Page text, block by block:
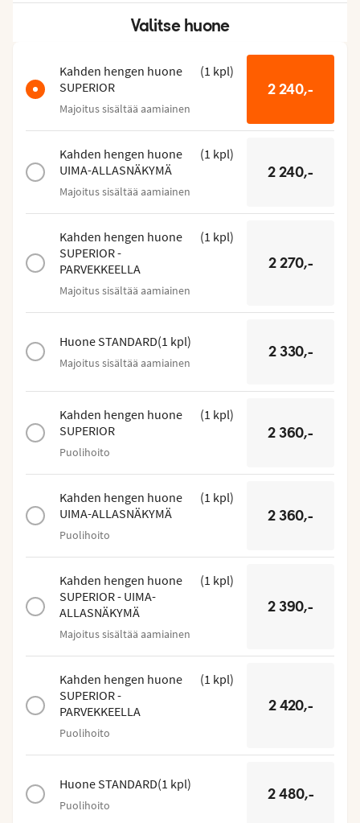
Valitse huone
Kahden hengen huone
SUPERIOR
(1 kpl)
Majoitus sisältää aamiainen
2 240,-
Kahden hengen huone
UIMA-ALLASNÄKYMÄ
(1 kpl)
Majoitus sisältää aamiainen
2 240,-
Kahden hengen huone
SUPERIOR -
PARVEKKEELLA
(1 kpl)
Majoitus sisältää aamiainen
2 270,-
Huone STANDARD(1 kpl)
Majoitus sisältää aamiainen
2 330,-
Kahden hengen huone
SUPERIOR
(1 kpl)
Puolihoito
2 360,-
Kahden hengen huone
UIMA-ALLASNÄKYMÄ
(1 kpl)
Puolihoito
2 360,-
Kahden hengen huone
SUPERIOR - UIMA-
ALLASNÄKYMÄ
(1 kpl)
Majoitus sisältää aamiainen
2 390,-
Kahden hengen huone
SUPERIOR -
PARVEKKEELLA
(1 kpl)
Puolihoito
2 420,-
Huone STANDARD(1 kpl)
Puolihoito
2 480,-